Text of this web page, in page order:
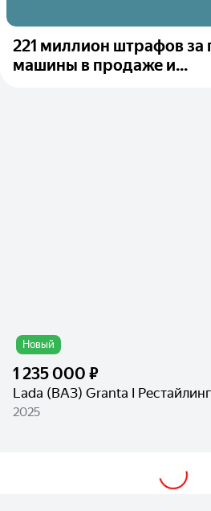
221 миллион штрафов за
машины в продаже и...
Новый
1 235 000 ₽
Lada (ВАЗ) Granta I Рестайлинг
2025